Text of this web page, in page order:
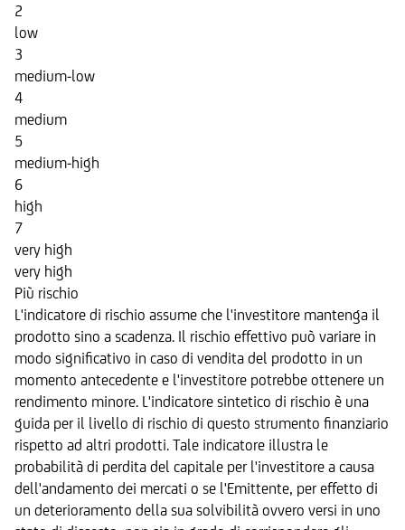
2
low
3
medium-low
4
medium
5
medium-high
6
high
7
very high
very high
Più rischio
L'indicatore di rischio assume che l'investitore mantenga il
prodotto sino a scadenza. Il rischio effettivo può variare in
modo significativo in caso di vendita del prodotto in un
momento antecedente e l'investitore potrebbe ottenere un
rendimento minore. L'indicatore sintetico di rischio è una
guida per il livello di rischio di questo strumento finanziario
rispetto ad altri prodotti. Tale indicatore illustra le
probabilità di perdita del capitale per l'investitore a causa
dell'andamento dei mercati o se l'Emittente, per effetto di
un deterioramento della sua solvibilità ovvero versi in uno